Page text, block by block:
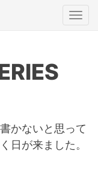
かないと思って
日が来ました。